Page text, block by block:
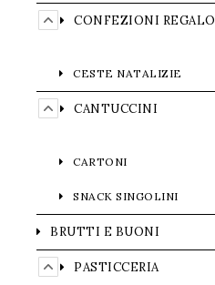
CONFEZIONI REGALO
CESTE NATALIZIE
CANTUCCINI
CARTONI
SNACK SINGOLINI
BRUTTI E BUONI
PASTICCERIA